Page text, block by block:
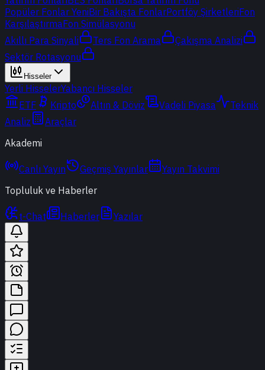
Popüler Fonlar YeniBir Bakışta FonlarPortföy ŞirketleriFon
KarşılaştırmaFon Simülasyonu
Akıllı Para Sinyali
Ters Fon Arama
Çakışma Analizi
Sektör Rotasyonu
Hisseler
Yerli HisselerYabancı Hisseler
ETF
Kripto Altın & Döviz Vadeli Piyasa
Teknik
Analiz
Araçlar
Akademi
Canlı Yayın Geçmiş Yayınlar
Yayın Takvimi
Topluluk ve Haberler
t-Chat Haberler Yazılar